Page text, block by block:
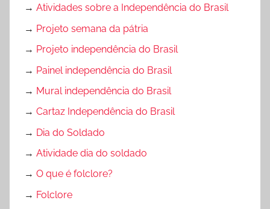
→ Atividades sobre a Independência do Brasil
→ Projeto semana da pátria
→ Projeto independência do Brasil
→ Painel independência do Brasil
→ Mural independência do Brasil
→ Cartaz Independência do Brasil
→ Dia do Soldado
→ Atividade dia do soldado
→ O que é folclore?
→ Folclore